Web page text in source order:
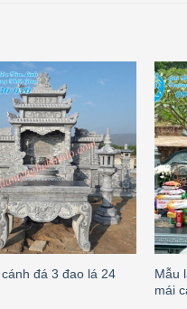
đá 3 đao lá 24
Mẫu
mái